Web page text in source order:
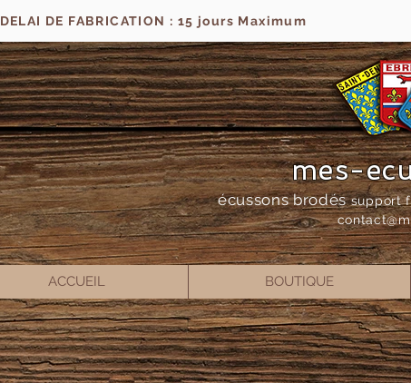
DELAI DE FABRICATION : 15 jours Maximum
mes-
écussons brodés support
ACCUEIL BOUTIQUE